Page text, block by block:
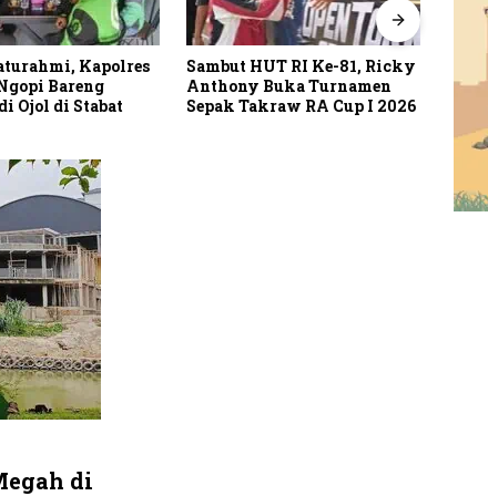
Kapolres
Bareng
Ojol di Stabat
Sambut HUT RI Ke-81, Ricky
Anthony Buka Turnamen
Sepak Takraw RA Cup I 2026
di